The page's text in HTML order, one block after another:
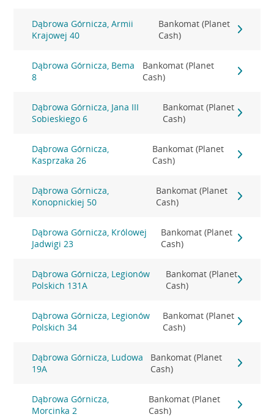
Dąbrowa Górnicza, Armii
Krajowej 40
Bankomat (Planet
Cash)
Dąbrowa Górnicza, Bema
8
Bankomat (Planet
Cash)
Dąbrowa Górnicza, Jana III
Sobieskiego 6
Bankomat (Planet
Cash)
Dąbrowa Górnicza,
Kasprzaka 26
Bankomat (Planet
Cash)
Dąbrowa Górnicza,
Konopnickiej 50
Bankomat (Planet
Cash)
Dąbrowa Górnicza, Królowej
Jadwigi 23
Bankomat (Planet
Cash)
Dąbrowa Górnicza, Legionów
Polskich 131A
Bankomat (Planet
Cash)
Dąbrowa Górnicza, Legionów
Polskich 34
Bankomat (Planet
Cash)
Dąbrowa Górnicza, Ludowa
19A
Bankomat (Planet
Cash)
Dąbrowa Górnicza,
Morcinka 2
Bankomat (Planet
Cash)